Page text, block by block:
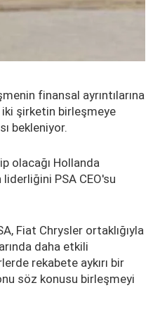
finansal ayrıntılarına
iki şirketin birleşmeye
bekleniyor.
olacağı Hollanda
PSA CEO'su
Fiat Chrysler ortaklığıyla
daha etkili
rekabete aykırı bir
söz konusu birleşmeyi